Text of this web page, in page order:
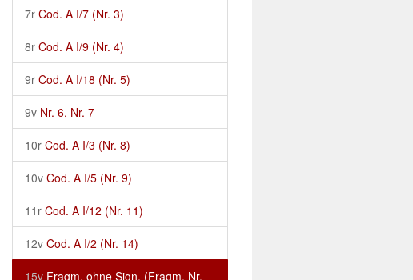
7r Cod. A I/7 (Nr. 3)
8r Cod. A I/9 (Nr. 4)
9r Cod. A I/18 (Nr. 5)
9v Nr. 6, Nr. 7
10r Cod. A I/3 (Nr. 8)
10v Cod. A I/5 (Nr. 9)
11r Cod. A I/12 (Nr. 11)
12v Cod. A I/2 (Nr. 14)
15v Fragm. ohne Sign. (Fragm. Nr.